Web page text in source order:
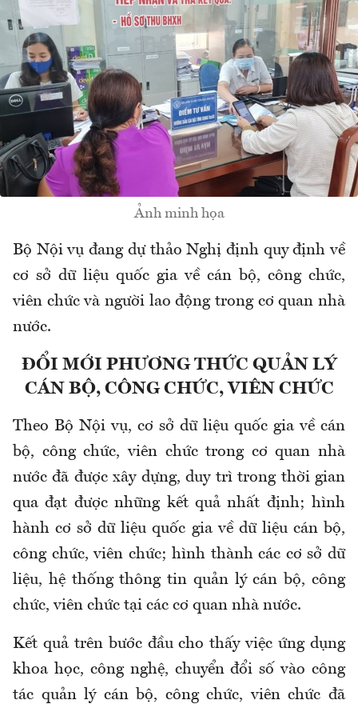
Ảnh minh họa
Bộ Nội vụ đang dự thảo Nghị định quy định về
cơ sở dữ liệu quốc gia về cán bộ, công chức,
viên chức và người lao động trong cơ quan nhà
nước.
ĐỔI MỚI PHƯƠNG THỨC QUẢN LÝ
CÁN BỘ, CÔNG CHỨC, VIÊN CHỨC
Theo Bộ Nội vụ, cơ sở dữ liệu quốc gia về cán
bộ, công chức, viên chức trong cơ quan nhà
nước đã được xây dựng, duy trì trong thời gian
qua đạt được những kết quả nhất định; hình
hành cơ sở dữ liệu quốc gia về dữ liệu cán bộ,
công chức, viên chức; hình thành các cơ sở dữ
liệu, hệ thống thông tin quản lý cán bộ, công
chức, viên chức tại các cơ quan nhà nước.
Kết quả trên bước đầu cho thấy việc ứng dụng
khoa học, công nghệ, chuyển đổi số vào công
tác quản lý cán bộ, công chức, viên chức đã